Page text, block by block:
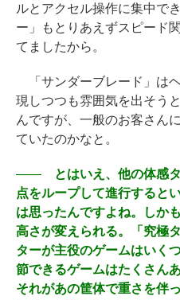
ルとアクセル操作に集中で
ー」もとりあえずスピード
てましたから。
「サンダーブレード」は
現しつつも雰囲気を出そう
んですが、一般のお客さん
ていたのかなと。
――とはいえ、他の体感タ
点をループして進行すると
は思ったんですよね。しか
高さが変えられる。「究極
ターが主役のゲームはいく
節できるゲームはたくさん
それがあの筐体で重さを伴